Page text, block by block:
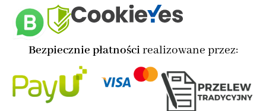
Bezpiecznie płatnościrealizowane przez: